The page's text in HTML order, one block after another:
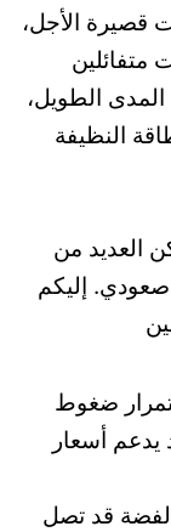
قصيرة الأجل،
متفائلين
الطويل،
النظيفة
العديد من
صعودي. إليكم
ضغوط
وهو ما قد يدعم أسعار
قد تصل